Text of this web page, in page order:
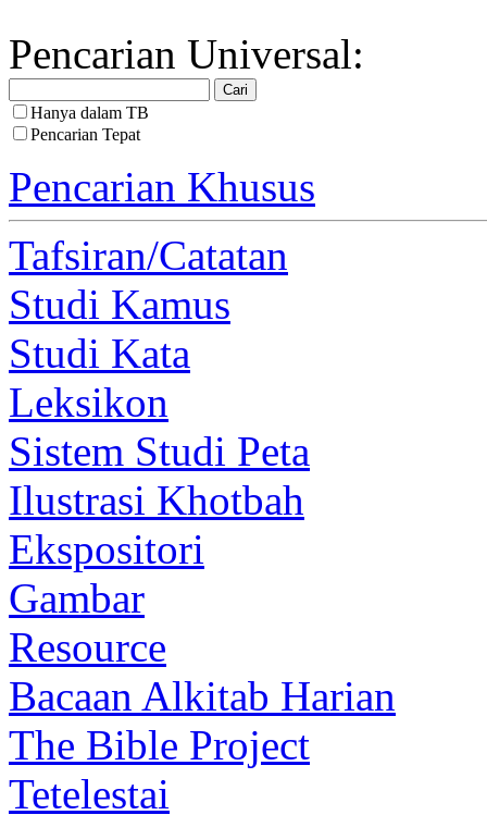
Pencarian Universal:
Hanya dalam TB
Pencarian Tepat
Pencarian Khusus
Tafsiran/Catatan
Studi Kamus
Studi Kata
Leksikon
Sistem Studi Peta
Ilustrasi Khotbah
Ekspositori
Gambar
Resource
Bacaan Alkitab Harian
The Bible Project
Tetelestai